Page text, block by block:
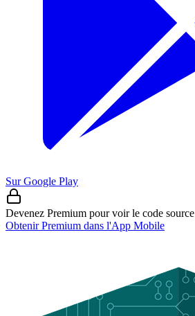
Sur Google Play
Devenez Premium pour voir le code source
Obtenir Premium dans l'App Mobile